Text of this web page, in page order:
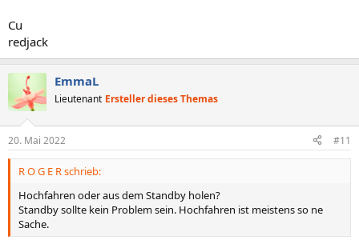
Cu
redjack
EmmaL
Lieutenant Ersteller dieses Themas
20. Mai 2022 #11
R O G E R schrieb:
Hochfahren oder aus dem Standby holen?
Standby sollte kein Problem sein. Hochfahren ist meistens so ne
Sache.